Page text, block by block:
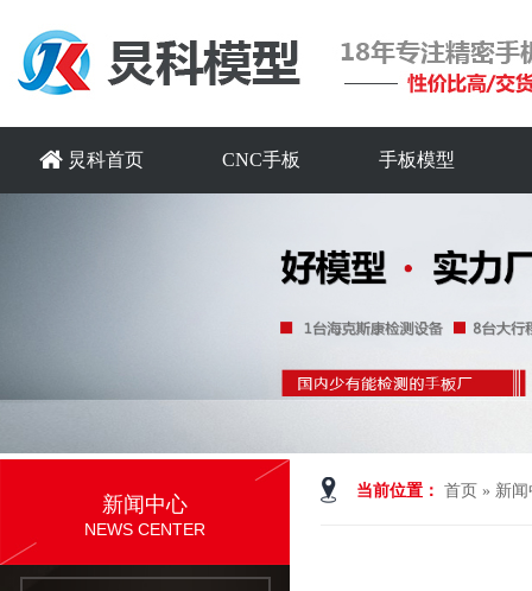
炅科首页 CNC手板 手板模型
当前位置： 首页 » 新
新闻中心
NEWS CENTER